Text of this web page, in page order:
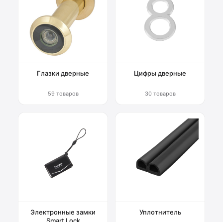
Глазки дверные
59 товаров
Цифры дверные
30 товаров
Электронные замки
Smart Lock
Уплотнитель